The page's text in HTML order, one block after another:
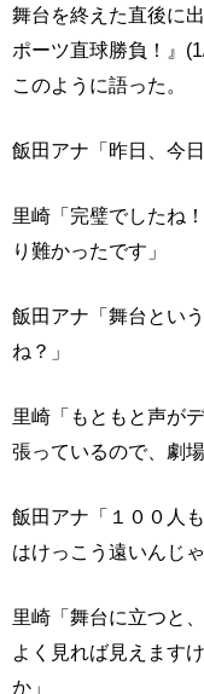
舞台を終えた直後に
ポーツ直球勝負！』
このように語った。
飯田アナ「昨日、今
里崎「完璧でしたね
り難かったです」
飯田アナ「舞台とい
ね？」
里崎「もともと声が
張っているので、劇
飯田アナ「１００人
はけっこう遠いんじ
里崎「舞台に立つと
よく見れば見えます
か」